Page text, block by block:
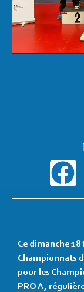
Ce dimanche
Championnats
pour les
PRO A,